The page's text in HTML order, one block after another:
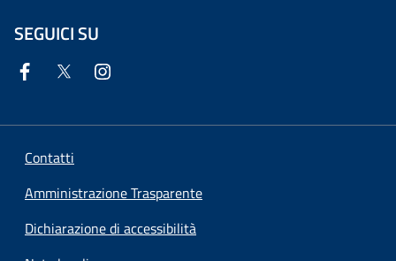
SEGUICI SU
Contatti
Amministrazione Trasparente
Dichiarazione di accessibilità